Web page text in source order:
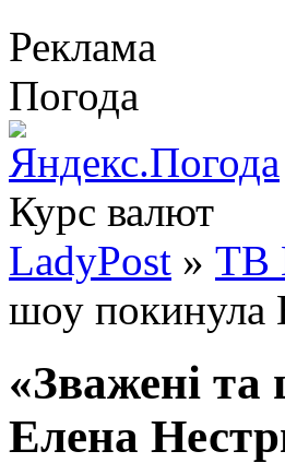
Реклама
Погода
Курс валют
LadyPost » ТВ
шоу покинула
«Зважені
Елена